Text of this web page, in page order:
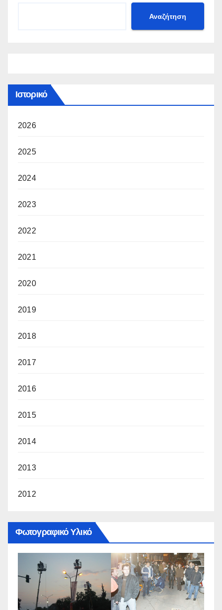
Αναζήτηση
Ιστορικό
2026
2025
2024
2023
2022
2021
2020
2019
2018
2017
2016
2015
2014
2013
2012
Φωτογραφικό Υλικό